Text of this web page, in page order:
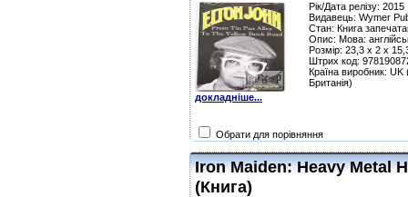
докладніше...
Рік/Дата релізу: 2015
Видавець: Wymer
Стан: Книга
Опис: Мова:
Розмір: 23,3 x 2 x
Штрих код:
Країна виробник:
Британія)
Обрати для порівняння
Iron Maiden: Heavy Metal
(Книга)